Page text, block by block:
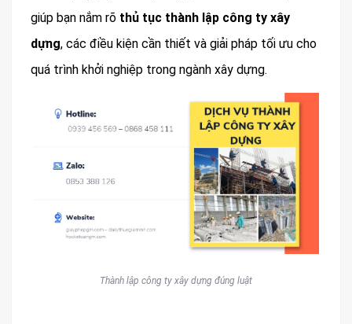
giúp bạn nắm rõ thủ tục thành lập công ty xây
dựng, các điều kiện cần thiết và giải pháp tối ưu cho
quá trình khởi nghiệp trong ngành xây dựng.
Thành lập công ty xây dựng đúng luật